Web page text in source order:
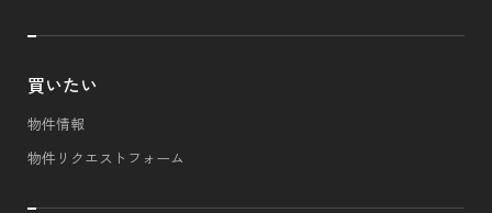
買いたい
物件情報
物件リクエストフォーム